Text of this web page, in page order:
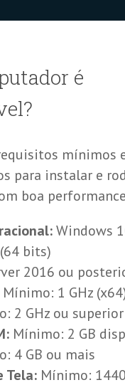
é
mínimos
para instalar e
boa
Windows
bits)
2016 ou
Mínimo: 1 GHz
2 GHz ou superior
Mínimo: 2 GB
4 GB ou mais
Tela: Mínimo: